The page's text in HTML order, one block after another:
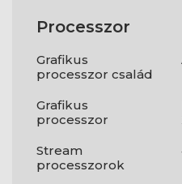
Processzor
Grafikus
processzor család
Grafikus
processzor
Stream
processzorok